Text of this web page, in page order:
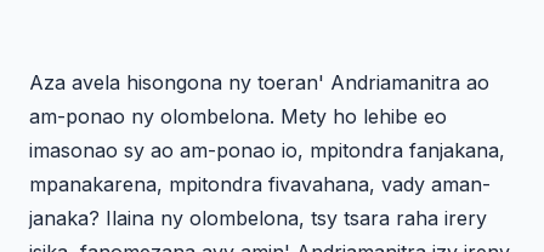
Aza avela hisongona ny toeran' Andriamanitra ao
am-ponao ny olombelona. Mety ho lehibe eo
imasonao sy ao am-ponao io, mpitondra fanjakana,
mpanakarena, mpitondra fivavahana, vady aman-
janaka? Ilaina ny olombelona, tsy tsara raha irery